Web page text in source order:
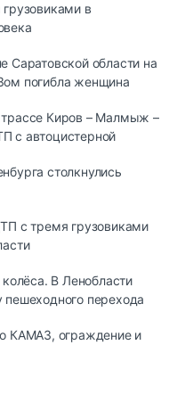
в
Саратовской области на
погибла женщина
Киров – Малмыж –
с автоцистерной
столкнулись
с тремя грузовиками
В Ленобласти
перехода
КАМАЗ, ограждение и